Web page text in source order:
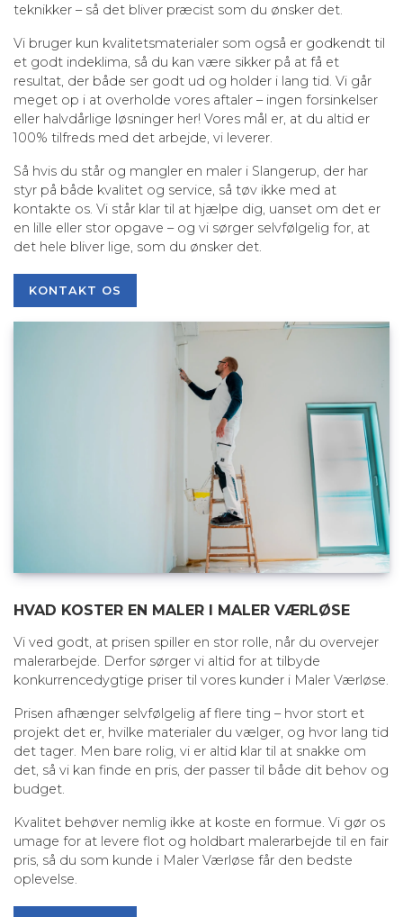
teknikker – så det bliver præcist som du ønsker det.
Vi bruger kun kvalitetsmaterialer som også er godkendt til
et godt indeklima, så du kan være sikker på at få et
resultat, der både ser godt ud og holder i lang tid. Vi går
meget op i at overholde vores aftaler – ingen forsinkelser
eller halvdårlige løsninger her! Vores mål er, at du altid er
100% tilfreds med det arbejde, vi leverer.
Så hvis du står og mangler en maler i Slangerup, der har
styr på både kvalitet og service, så tøv ikke med at
kontakte os. Vi står klar til at hjælpe dig, uanset om det er
en lille eller stor opgave – og vi sørger selvfølgelig for, at
det hele bliver lige, som du ønsker det.
KONTAKT OS
HVAD KOSTER EN MALER I MALER VÆRLØSE
Vi ved godt, at prisen spiller en stor rolle, når du overvejer
malerarbejde. Derfor sørger vi altid for at tilbyde
konkurrencedygtige priser til vores kunder i Maler Værløse.
Prisen afhænger selvfølgelig af flere ting – hvor stort et
projekt det er, hvilke materialer du vælger, og hvor lang tid
det tager. Men bare rolig, vi er altid klar til at snakke om
det, så vi kan finde en pris, der passer til både dit behov og
budget.
Kvalitet behøver nemlig ikke at koste en formue. Vi gør os
umage for at levere flot og holdbart malerarbejde til en fair
pris, så du som kunde i Maler Værløse får den bedste
oplevelse.